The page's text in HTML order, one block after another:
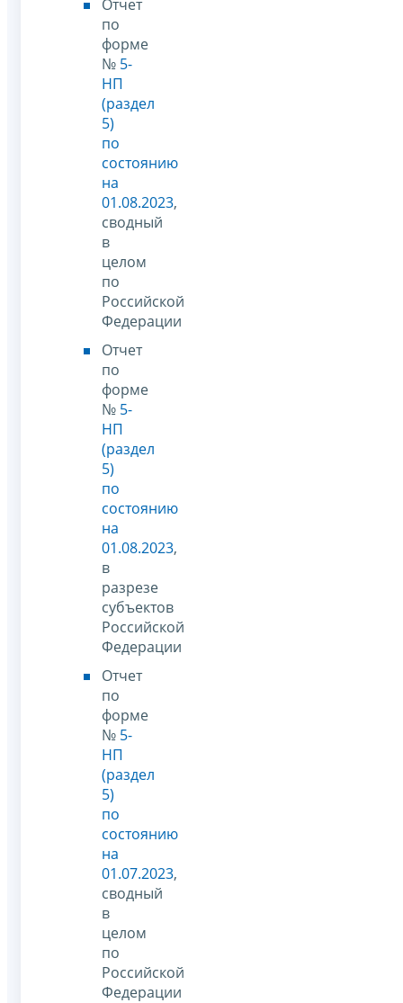
Отчет
по
форме
№ 5-
НП
(раздел
5)
по
состоянию
на
01.08.2023,
сводный
в
целом
по
Российской
Федерации
Отчет
по
форме
№ 5-
НП
(раздел
5)
по
состоянию
на
01.08.2023,
в
разрезе
субъектов
Российской
Федерации
Отчет
по
форме
№ 5-
НП
(раздел
5)
по
состоянию
на
01.07.2023,
сводный
в
целом
по
Российской
Федерации